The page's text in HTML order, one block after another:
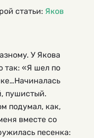
статьи: Яков
У Якова
так: «Я шел по
пушистый.
подумал, как,
вместе со
песенка: